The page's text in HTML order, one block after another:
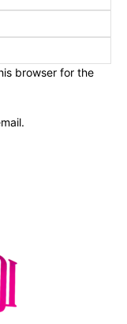
browser for the